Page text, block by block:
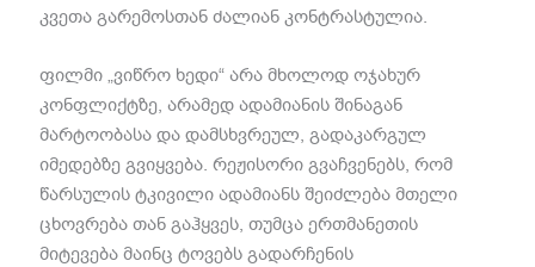
კვეთა გარემოსთან ძალიან კონტრასტულია.
ფილმი „ვიწრო ხედი“ არა მხოლოდ ოჯახურ
კონფლიქტზე, არამედ ადამიანის შინაგან
მარტოობასა და დამსხვრეულ, გადაკარგულ
იმედებზე გვიყვება. რეჟისორი გვაჩვენებს, რომ
წარსულის ტკივილი ადამიანს შეიძლება მთელი
ცხოვრება თან გაჰყვეს, თუმცა ერთმანეთის
მიტევება მაინც ტოვებს გადარჩენის